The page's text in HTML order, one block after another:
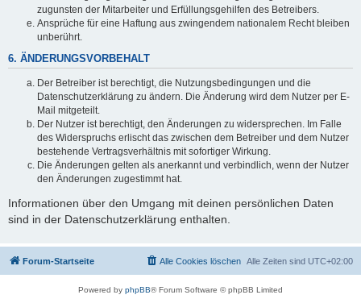
zugunsten der Mitarbeiter und Erfüllungsgehilfen des Betreibers.
Ansprüche für eine Haftung aus zwingendem nationalem Recht bleiben
unberührt.
6. ÄNDERUNGSVORBEHALT
Der Betreiber ist berechtigt, die Nutzungsbedingungen und die
Datenschutzerklärung zu ändern. Die Änderung wird dem Nutzer per E-
Mail mitgeteilt.
Der Nutzer ist berechtigt, den Änderungen zu widersprechen. Im Falle
des Widerspruchs erlischt das zwischen dem Betreiber und dem Nutzer
bestehende Vertragsverhältnis mit sofortiger Wirkung.
Die Änderungen gelten als anerkannt und verbindlich, wenn der Nutzer
den Änderungen zugestimmt hat.
Informationen über den Umgang mit deinen persönlichen Daten
sind in der Datenschutzerklärung enthalten.
Forum-Startseite Alle Zeiten sind UTC+02:00
Alle Cookies löschen
Powered by phpBB® Forum Software © phpBB Limited